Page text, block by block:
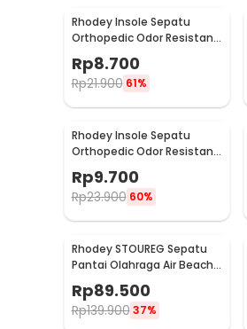
Rhodey Insole Sepatu
Orthopedic Odor Resistant
EVA Foam 35 - Y3Y27
Rp8.700
Rp21.900 61%
Rhodey Insole Sepatu
Orthopedic Odor Resistant
Rp9.700
Rp23.900 60%
Rhodey STOUREG Sepatu
Pantai Olahraga Air Beach
Shoes 42 - 6688
Rp89.500
Rp139.900 37%